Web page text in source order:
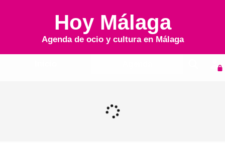
Hoy Málaga
Agenda de ocio y cultura en Málaga